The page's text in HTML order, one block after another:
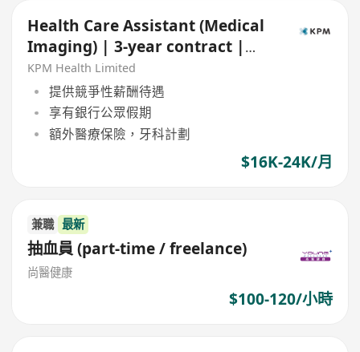
Health Care Assistant (Medical
Imaging) | 3-year contract |
Central
KPM Health Limited
提供競爭性薪酬待遇
享有銀行公眾假期
額外醫療保險，牙科計劃
$16K-24K/月
兼職 最新
抽血員 (part-time / freelance)
尚醫健康
$100-120/小時